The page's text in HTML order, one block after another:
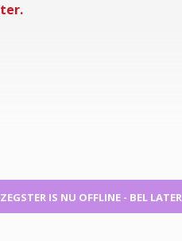
IS NU OFFLINE - BEL LATER